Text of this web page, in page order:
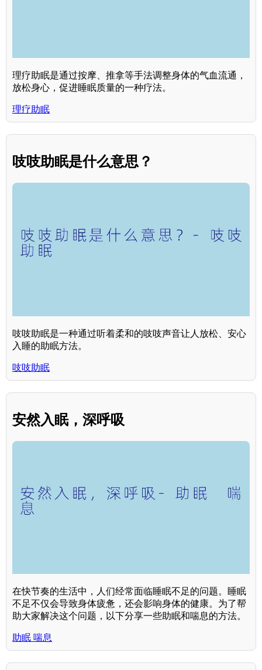
理疗助眠是通过按摩、推拿等手法调整身体的气血流通，
放松身心，促进睡眠质量的一种疗法。
理疗助眠
吱吱助眠是什么意思？
吱吱助眠是一种通过听着柔和的吱吱声音让人放松、安心
入睡的助眠方法。
吱吱助眠
安然入眠，深呼吸
在快节奏的生活中，人们经常面临睡眠不足的问题。睡眠
不足不仅会导致身体疲惫，还会影响身体的健康。为了帮
助大家解决这个问题，以下分享一些助眠和喘息的方法。
助眠 喘息